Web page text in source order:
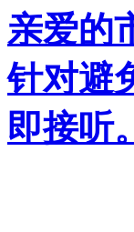
亲爱的
针对避
即接听。